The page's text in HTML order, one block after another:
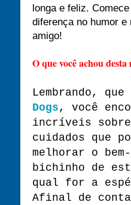
longa e feliz.
diferença no humor e
amigo!
O que você achou desta
Lembrando,
Dogs, você
incríveis sobre
cuidados que
melhorar o
bichinho de
qual for a
Afinal de